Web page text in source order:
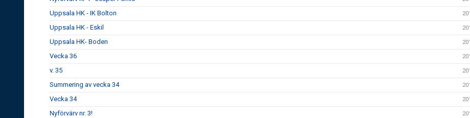
Uppsala HK - IK Bolton
Uppsala HK - Eskil
Uppsala HK- Boden
Vecka 36
v. 35
Summering av vecka 34
Vecka 34
Nyförvärv nr. 3!